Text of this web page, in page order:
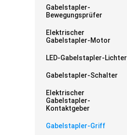
Gabelstapler-
Bewegungsprüfer
Elektrischer
Gabelstapler-Motor
LED-Gabelstapler-Lichter
Gabelstapler-Schalter
Elektrischer
Gabelstapler-
Kontaktgeber
Gabelstapler-Griff